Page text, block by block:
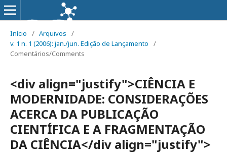
Início / Arquivos
/
v. 1 n. 1 (2006): jan./jun. Edição de Lançamento
/
Comentários/Comments
<div align="justify">CIÊNCIA E
MODERNIDADE: CONSIDERAÇÕES
ACERCA DA PUBLICAÇÃO
CIENTÍFICA E A FRAGMENTAÇÃO
DA CIÊNCIA</div align="justify">